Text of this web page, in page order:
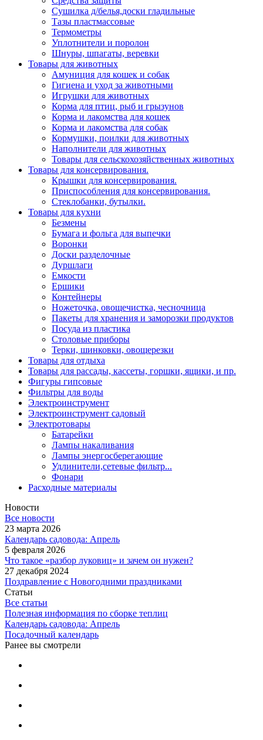
Сушилка д/белья,доски гладильные
Тазы пластмассовые
Термометры
Уплотнители и поролон
Шнуры, шпагаты, веревки
Товары для животных
Амуниция для кошек и собак
Гигиена и уход за животными
Игрушки для животных
Корма для птиц, рыб и грызунов
Корма и лакомства для кошек
Корма и лакомства для собак
Кормушки, поилки для животных
Наполнители для животных
Товары для сельскохозяйственных животных
Товары для консервирования.
Крышки для консервирования.
Приспособления для консервирования.
Стеклобанки, бутылки.
Товары для кухни
Безмены
Бумага и фольга для выпечки
Воронки
Доски разделочные
Дуршлаги
Емкости
Ершики
Контейнеры
Ножеточка, овощечистка, чесночница
Пакеты для хранения и заморозки продуктов
Посуда из пластика
Столовые приборы
Терки, шинковки, овощерезки
Товары для отдыха
Товары для рассады, кассеты, горшки, ящики, и пр.
Фигуры гипсовые
Фильтры для воды
Электроинструмент
Электроинструмент садовый
Электротовары
Батарейки
Лампы накаливания
Лампы энергосберегающие
Удлинители,сетевые фильтр...
Фонари
Расходные материалы
Новости
Все новости
23 марта 2026
Календарь садовода: Апрель
5 февраля 2026
Что такое «разбор луковиц» и зачем он нужен?
27 декабря 2024
Поздравление с Новогодними праздниками
Статьи
Все статьи
Полезная информация по сборке теплиц
Календарь садовода: Апрель
Посадочный календарь
Ранее вы смотрели